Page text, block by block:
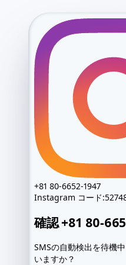
+81 80-6652-1947
Instagram コード:
確認 +81 80-
SMSの自動検出を待機
いますか？